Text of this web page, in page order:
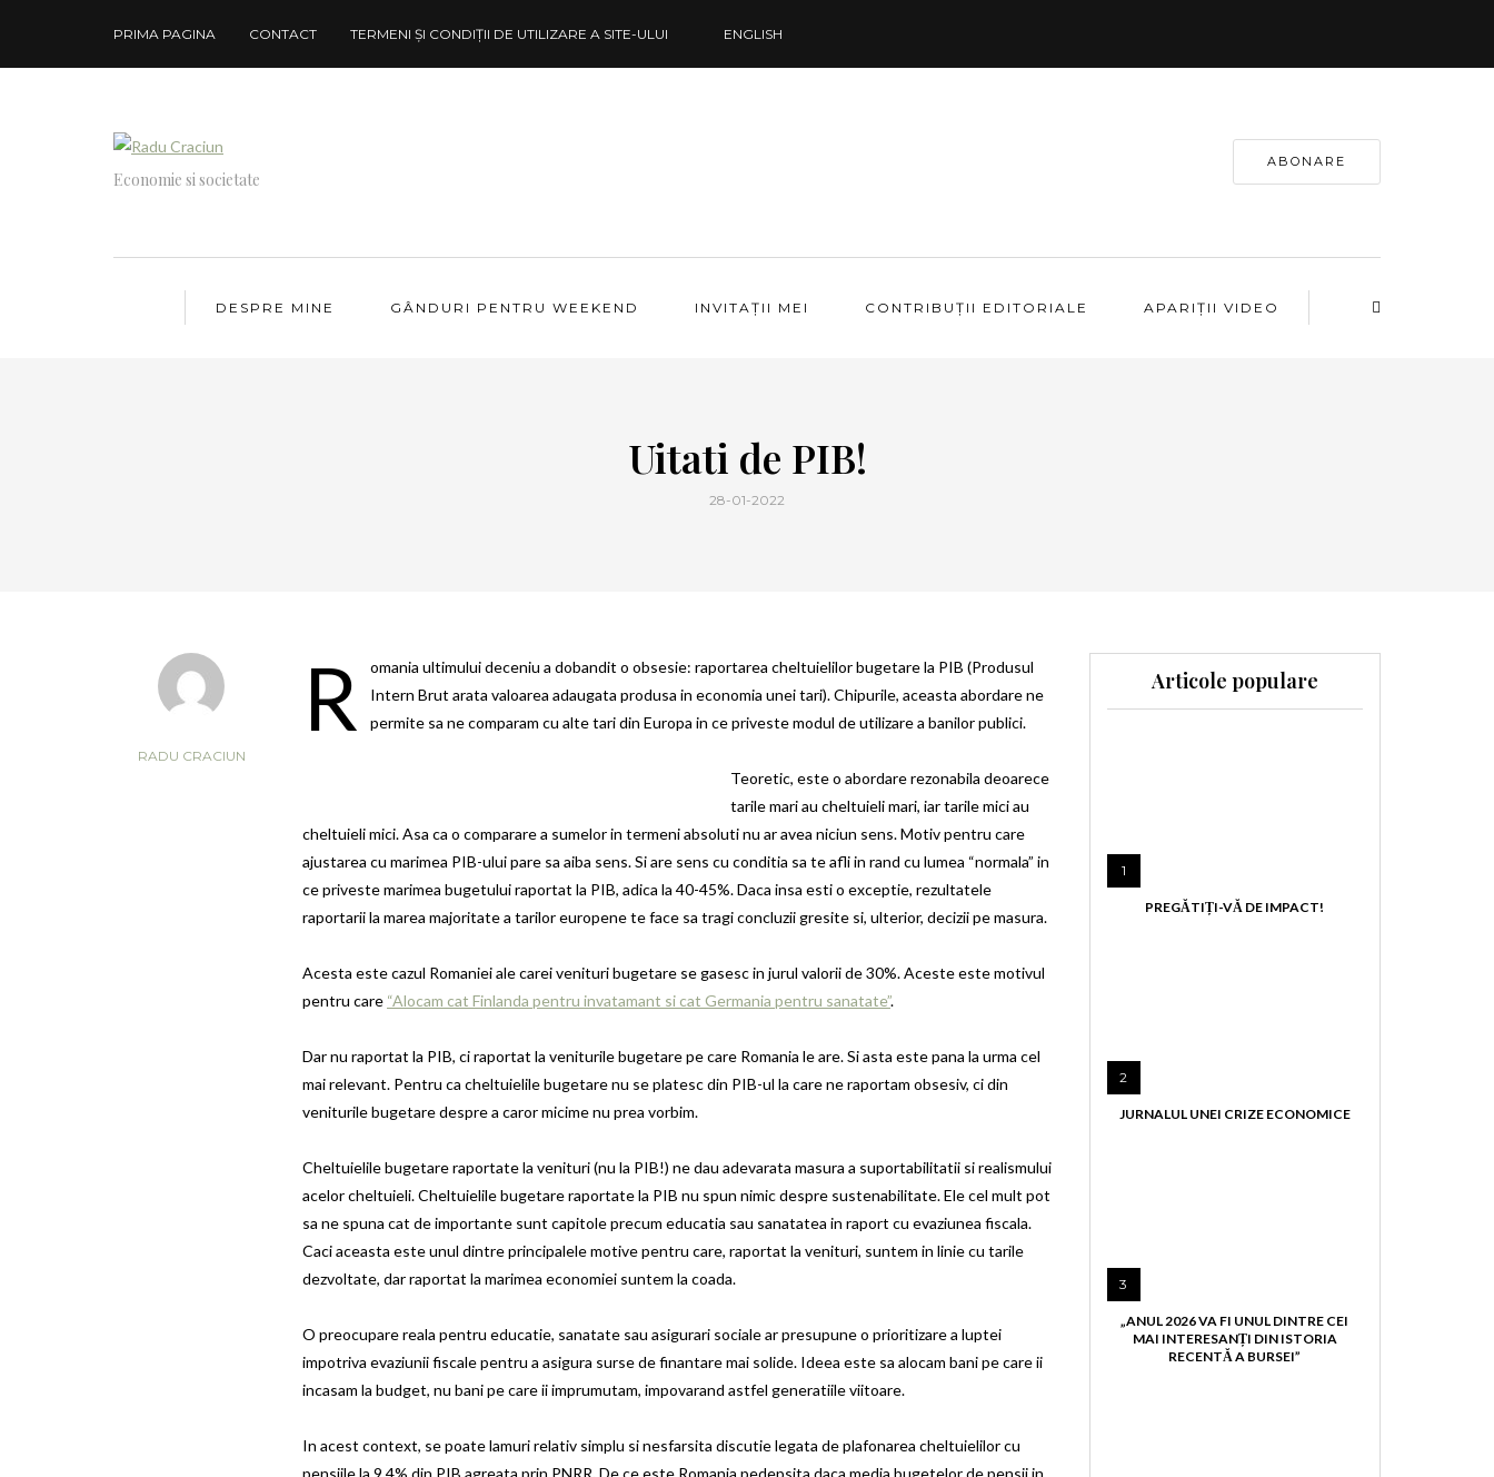
PRIMA PAGINA CONTACT TERMENI ȘI CONDIȚII DE UTILIZARE A SITE-ULUI ENGLISH
Economie si societate
ABONARE
DESPRE MINE GÂNDURI PENTRU WEEKEND INVITAȚII MEI CONTRIBUȚII EDITORIALE APARIȚII VIDEO
Uitati de PIB!
28-01-2022
RADU CRACIUN
R
omania ultimului deceniu a dobandit o obsesie: raportarea cheltuielilor bugetare la PIB (Produsul
Intern Brut arata valoarea adaugata produsa in economia unei tari). Chipurile, aceasta abordare ne
permite sa ne comparam cu alte tari din Europa in ce priveste modul de utilizare a banilor publici.
Teoretic, este o abordare rezonabila deoarece
tarile mari au cheltuieli mari, iar tarile mici au
cheltuieli mici. Asa ca o comparare a sumelor in termeni absoluti nu ar avea niciun sens. Motiv pentru care
ajustarea cu marimea PIB-ului pare sa aiba sens. Si are sens cu conditia sa te afli in rand cu lumea “normala” in
ce priveste marimea bugetului raportat la PIB, adica la 40-45%. Daca insa esti o exceptie, rezultatele
raportarii la marea majoritate a tarilor europene te face sa tragi concluzii gresite si, ulterior, decizii pe masura.
Acesta este cazul Romaniei ale carei venituri bugetare se gasesc in jurul valorii de 30%. Aceste este motivul
pentru care “Alocam cat Finlanda pentru invatamant si cat Germania pentru sanatate”.
Dar nu raportat la PIB, ci raportat la veniturile bugetare pe care Romania le are. Si asta este pana la urma cel
mai relevant. Pentru ca cheltuielile bugetare nu se platesc din PIB-ul la care ne raportam obsesiv, ci din
veniturile bugetare despre a caror micime nu prea vorbim.
Cheltuielile bugetare raportate la venituri (nu la PIB!) ne dau adevarata masura a suportabilitatii si realismului
acelor cheltuieli. Cheltuielile bugetare raportate la PIB nu spun nimic despre sustenabilitate. Ele cel mult pot
sa ne spuna cat de importante sunt capitole precum educatia sau sanatatea in raport cu evaziunea fiscala.
Caci aceasta este unul dintre principalele motive pentru care, raportat la venituri, suntem in linie cu tarile
dezvoltate, dar raportat la marimea economiei suntem la coada.
O preocupare reala pentru educatie, sanatate sau asigurari sociale ar presupune o prioritizare a luptei
impotriva evaziunii fiscale pentru a asigura surse de finantare mai solide. Ideea este sa alocam bani pe care ii
incasam la budget, nu bani pe care ii imprumutam, impovarand astfel generatiile viitoare.
In acest context, se poate lamuri relativ simplu si nesfarsita discutie legata de plafonarea cheltuielilor cu
pensiile la 9,4% din PIB agreata prin PNRR. De ce este Romania pedepsita daca media bugetelor de pensii in
Articole populare
1
PREGĂTIȚI-VĂ DE IMPACT!
2
JURNALUL UNEI CRIZE ECONOMICE
3
„ANUL 2026 VA FI UNUL DINTRE CEI
MAI INTERESANȚI DIN ISTORIA
RECENTĂ A BURSEI”